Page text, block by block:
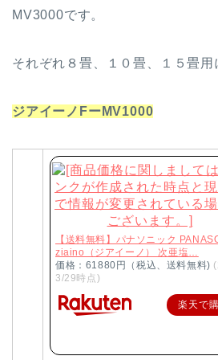
MV3000です。
それぞれ８畳、１０畳、１５畳用
ジアイーノFーMV1000
【送料無料】パナソニック
ziaino（ジアイーノ） 次亜塩…
価格：61880円（税込、送料無料)
3/29時点)
楽天で